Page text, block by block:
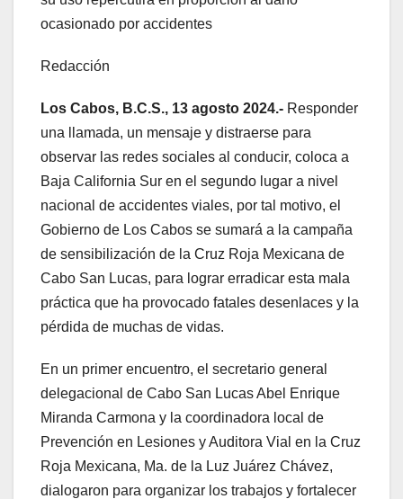
ocasionado por accidentes
Redacción
Los Cabos, B.C.S., 13 agosto 2024.- Responder
una llamada, un mensaje y distraerse para
observar las redes sociales al conducir, coloca a
Baja California Sur en el segundo lugar a nivel
nacional de accidentes viales, por tal motivo, el
Gobierno de Los Cabos se sumará a la campaña
de sensibilización de la Cruz Roja Mexicana de
Cabo San Lucas, para lograr erradicar esta mala
práctica que ha provocado fatales desenlaces y la
pérdida de muchas de vidas.
En un primer encuentro, el secretario general
delegacional de Cabo San Lucas Abel Enrique
Miranda Carmona y la coordinadora local de
Prevención en Lesiones y Auditora Vial en la Cruz
Roja Mexicana, Ma. de la Luz Juárez Chávez,
dialogaron para organizar los trabajos y fortalecer